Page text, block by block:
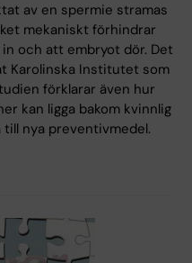
av en spermie stramas
mekaniskt förhindrar
och att embryot dör. Det
Karolinska Institutet som
förklarar även hur
kan ligga bakom kvinnlig
nya preventivmedel.